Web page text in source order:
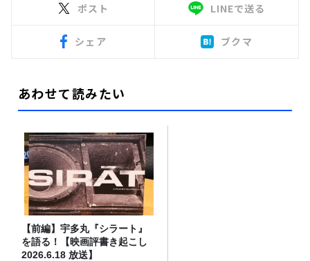
ポスト LINEで送る
シェア ブクマ
あわせて読みたい
【前編】宇多丸『シラート』
を語る！【映画評書き起こし
2026.6.18 放送】